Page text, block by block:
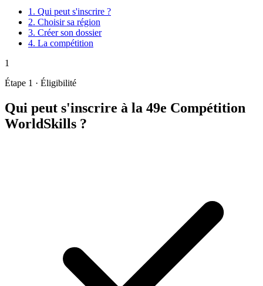
1. Qui peut s'inscrire ?
2. Choisir sa région
3. Créer son dossier
4. La compétition
1
Étape 1 · Éligibilité
Qui peut s'inscrire à la 49e Compétition
WorldSkills ?